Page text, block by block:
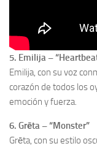
5. Emilija –
Emilija, con su voz
corazón de todos los
emoción y fuerza.
6. Grēta – “Monster”
Grēta, con su estilo